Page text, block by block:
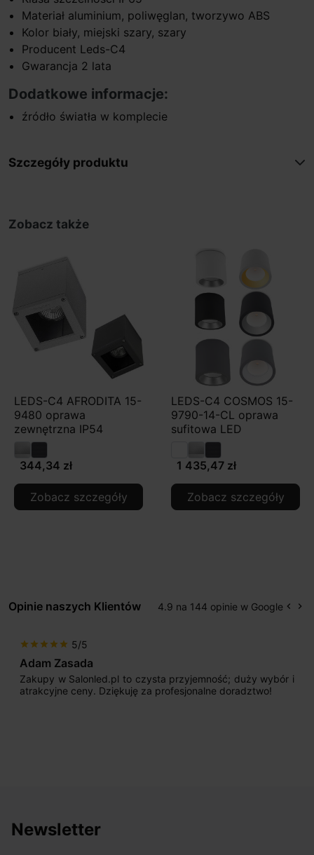
Materiał aluminium, poliwęglan, tworzywo ABS
Kolor biały, miejski szary, szary
Producent Leds-C4
Gwarancja 2 lata
Dodatkowe informacje:
źródło światła w komplecie
Szczegóły produktu
Zobacz także
LEDS-C4 AFRODITA 15-
9480 oprawa
zewnętrzna IP54
344,34 zł
Zobacz szczegóły
LEDS-C4 COSMOS 15-
9790-14-CL oprawa
sufitowa LED
1 435,47 zł
Zobacz szczegóły
Opinie naszych Klientów 4.9 na 144 opinie w Google keyboard_arrow_left keyboard_arrow_right
star star star star star 5/5
Adam Zasada
Zakupy w Salonled.pl to czysta przyjemność; duży wybór i
atrakcyjne ceny. Dziękuję za profesjonalne doradztwo!
Newsletter